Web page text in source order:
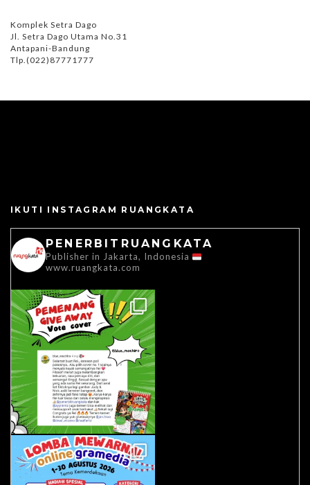
Komplek Setra Dago
Jl. Setra Dago Utama No.31
Antapani-Bandung
Tlp.(022)87771777
IKUTI INSTAGRAM RUANGKATA
PENERBITRUANGKATA
Publisher in Jakarta, Indonesia
www.ruangkata.com